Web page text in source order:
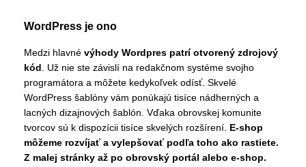
WordPress je ono
Medzi hlavné výhody Wordpres patrí otvorený zdrojový
kód . Už nie ste závislí na redakčnom systéme svojho
programátora a môžete kedykoľvek odísť. Skvelé
WordPress šablóny vám ponúkajú tisíce nádherných a
lacných dizajnových šablón. Vďaka obrovskej komunite
tvorcov sú k dispozícii tisíce skvelých rozšírení. E-shop
môžeme rozvíjať a vylepšovať podľa toho ako rastiete.
Z malej stránky až po obrovský portál alebo e-shop.